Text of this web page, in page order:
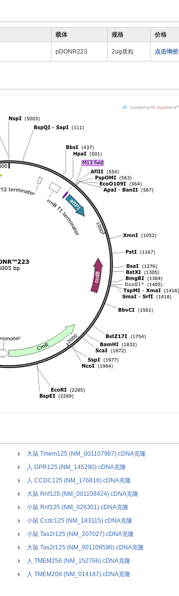
载体 规格 价格
pDONR223 2ug质粒 点击询价
大鼠 Tmem125 (NM_001107967) cDNA克隆
人 GPR125 (NM_145290) cDNA克隆
人 CCDC125 (NM_176816) cDNA克隆
大鼠 Rnf125 (NM_001108424) cDNA克隆
小鼠 Rnf125 (NM_026301) cDNA克隆
小鼠 Ccdc125 (NM_183115) cDNA克隆
小鼠 Tas2r125 (NM_207027) cDNA克隆
大鼠 Tas2r125 (NM_001109596) cDNA克隆
人 TMEM256 (NM_152766) cDNA克隆
人 TMEM208 (NM_014187) cDNA克隆